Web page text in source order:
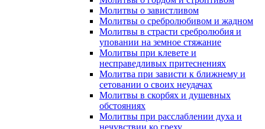
Молитвы о завистливом
Молитвы о сребролюбивом и жадном
Молитвы в страсти сребролюбия и
уповании на земное стяжание
Молитвы при клевете и
несправедливых притеснениях
Молитва при зависти к ближнему и
сетовании о своих неудачах
Молитвы в скорбях и душевных
обстояниях
Молитвы при расслаблении духа и
нечувствии ко греху